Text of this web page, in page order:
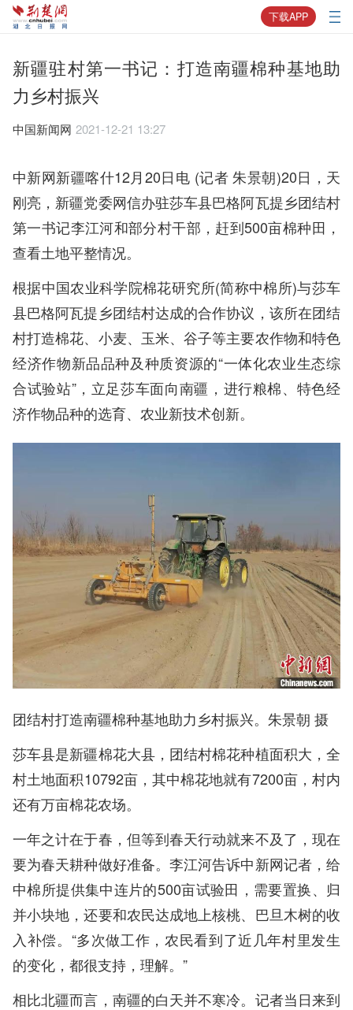
下载APP
新疆驻村第一书记：打造南疆棉种基地助
力乡村振兴
中国新闻网 2021-12-21 13:27
中新网新疆喀什12月20日电 (记者 朱景朝)20日，天
刚亮，新疆党委网信办驻莎车县巴格阿瓦提乡团结村
第一书记李江河和部分村干部，赶到500亩棉种田，
查看土地平整情况。
根据中国农业科学院棉花研究所(简称中棉所)与莎车
县巴格阿瓦提乡团结村达成的合作协议，该所在团结
村打造棉花、小麦、玉米、谷子等主要农作物和特色
经济作物新品品种及种质资源的“一体化农业生态综
合试验站”，立足莎车面向南疆，进行粮棉、特色经
济作物品种的选育、农业新技术创新。
团结村打造南疆棉种基地助力乡村振兴。朱景朝 摄
莎车县是新疆棉花大县，团结村棉花种植面积大，全
村土地面积10792亩，其中棉花地就有7200亩，村内
还有万亩棉花农场。
一年之计在于春，但等到春天行动就来不及了，现在
要为春天耕种做好准备。李江河告诉中新网记者，给
中棉所提供集中连片的500亩试验田，需要置换、归
并小块地，还要和农民达成地上核桃、巴旦木树的收
入补偿。“多次做工作，农民看到了近几年村里发生
的变化，都很支持，理解。”
相比北疆而言，南疆的白天并不寒冷。记者当日来到